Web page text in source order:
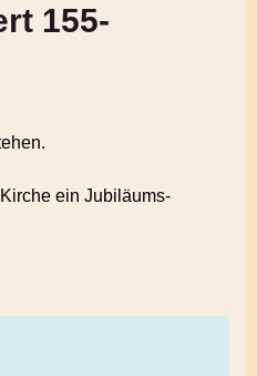
155-
ein Jubiläums-